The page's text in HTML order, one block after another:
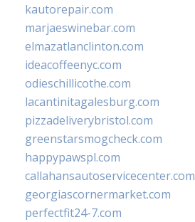
kautorepair.com
marjaeswinebar.com
elmazatlanclinton.com
ideacoffeenyc.com
odieschillicothe.com
lacantinitagalesburg.com
pizzadeliverybristol.com
greenstarsmogcheck.com
happypawspl.com
callahansautoservicecenter.com
georgiascornermarket.com
perfectfit24-7.com